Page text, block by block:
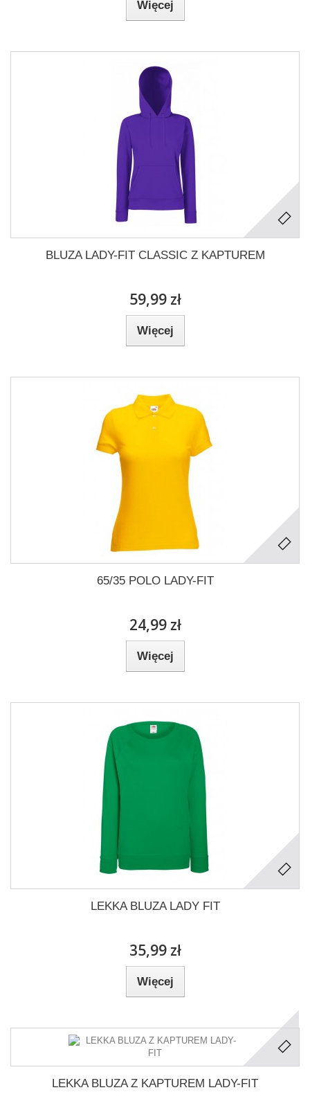
Więcej
BLUZA LADY-FIT CLASSIC Z KAPTUREM
59,99 zł
Więcej
65/35 POLO LADY-FIT
24,99 zł
Więcej
LEKKA BLUZA LADY FIT
35,99 zł
Więcej
LEKKA BLUZA Z KAPTUREM LADY-FIT